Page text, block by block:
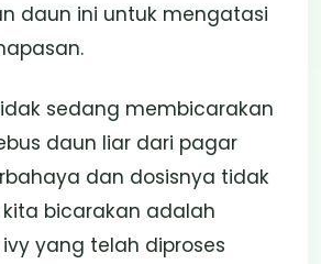
daun ini untuk mengatasi
sedang membicarakan
daun liar dari pagar
dan dosisnya tidak
kita bicarakan adalah
yang telah diproses